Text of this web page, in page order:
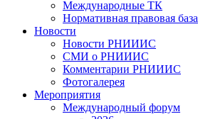
Международные ТК
Нормативная правовая база
Новости
Новости РНИИИС
СМИ о РНИИИС
Комментарии РНИИИС
Фотогалерея
Мероприятия
Международный форум